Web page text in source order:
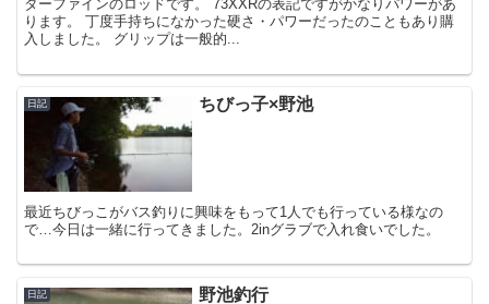
ターファインのロッドです。 73XXRの表記ですがかなりパワーがあ
ります。 丁度手持ちになかった硬さ・パワーだったのこともあり購
入しました。 グリップは一般的...
日記 ちびっ子×野池
最近ちびっこがバス釣りに興味をもって1人でも行っている様なの
で…今日は一緒に行ってきました。2inグラブで入れ食いでした。
日記 野池釣行